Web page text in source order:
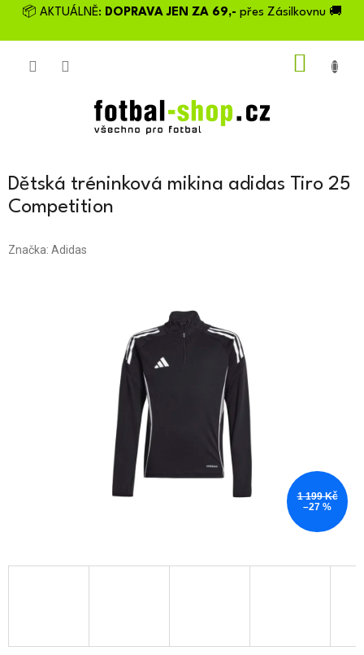
Přejít📦 AKTUÁLNĚ: DOPRAVA JEN ZA 69,- přes Zásilkovnu 🚚
Dětská tréninková mikina adidas Tiro 25
Competition
Značka: Adidas
1 199 Kč
–27 %